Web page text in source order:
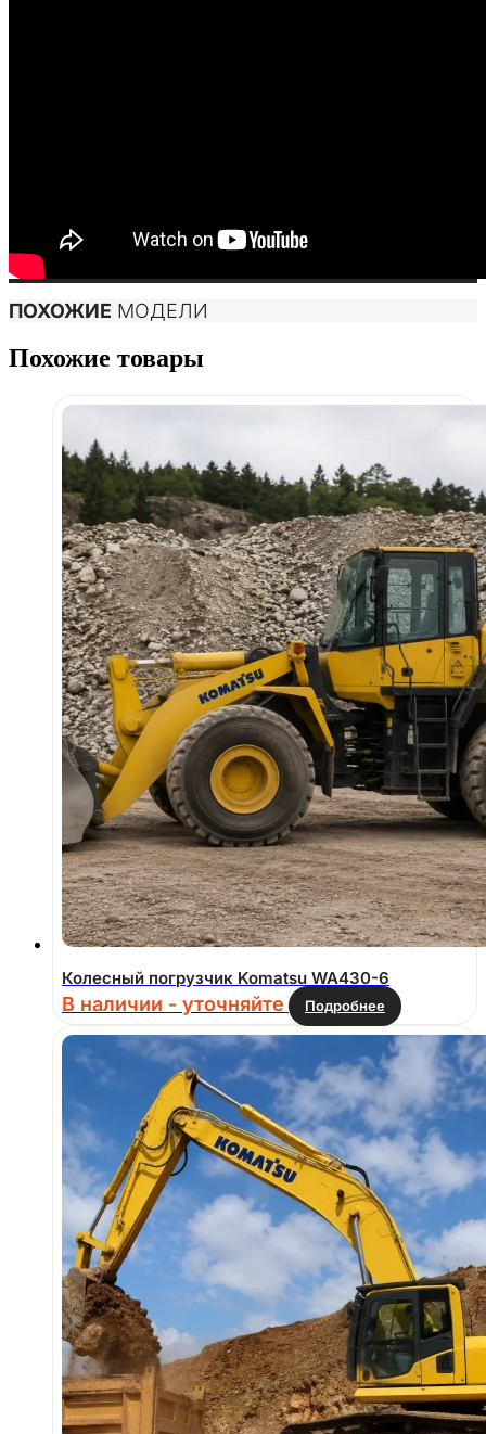
ПОХОЖИЕ МОДЕЛИ
Похожие товары
Колесный погрузчик Komatsu WA430-6
В наличии - уточняйте Подробнее